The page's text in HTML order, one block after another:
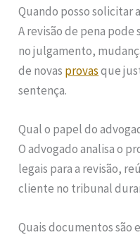
Quando posso solicitar
A revisão de pena
no julgamento,
de novas provasque
sentença.
Qual o papel do
O advogado analisa o
legais para a revisão,
cliente no tribunal
Quais documentos são